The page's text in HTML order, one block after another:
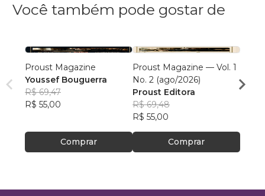
Você também pode gostar de
Proust Magazine
Youssef Bouguerra
R$ 69,47
R$ 55,00
Comprar
Proust Magazine — Vol. 1
No. 2 (ago/2026)
Proust Editora
R$ 69,48
R$ 55,00
Comprar